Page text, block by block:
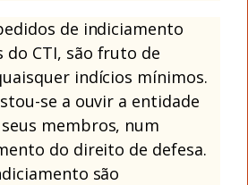
de indiciamento
CTI, são fruto de
indícios mínimos.
se a ouvir a entidade
membros, num
do direito de defesa.
são